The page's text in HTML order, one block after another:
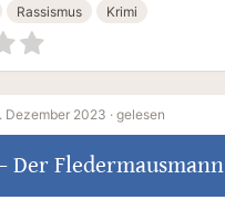
Rassismus Krimi
Dezember 2023 · gelesen
Der Fledermausmann